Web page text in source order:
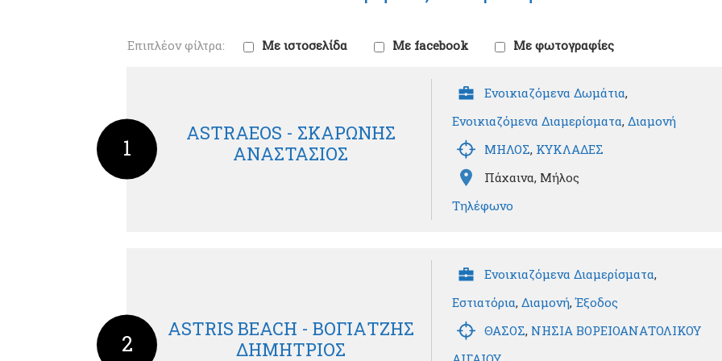
Με ιστοσελίδα Με facebook Με φωτογραφίες
1
ASTRAEOS - ΣΚΑΡΩΝΗΣ
ΑΝΑΣΤΑΣΙΟΣ
Ενοικιαζόμενα Δωμάτια,
Ενοικιαζόμενα Διαμερίσματα, Διαμονή
ΜΗΛΟΣ, ΚΥΚΛΑΔΕΣ
Πάχαινα, Μήλος
Τηλέφωνο
2
ASTRIS BEACH - ΒΟΓΙΑΤΖΗΣ
ΔΗΜΗΤΡΙΟΣ
Ενοικιαζόμενα Διαμερίσματα,
Εστιατόρια, Διαμονή,Έξοδος
ΘΑΣΟΣ, ΝΗΣΙΑ ΒΟΡΕΙΟΑΝΑΤΟΛΙΚΟΥ